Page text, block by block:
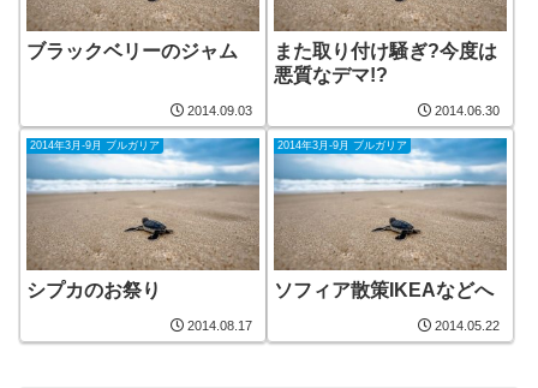
ブラックベリーのジャム
2014.09.03
また取り付け騒ぎ?今度は
悪質なデマ!?
2014.06.30
2014年3月-9月 ブルガリア
シプカのお祭り
2014.08.17
2014年3月-9月 ブルガリア
ソフィア散策IKEAなどへ
2014.05.22